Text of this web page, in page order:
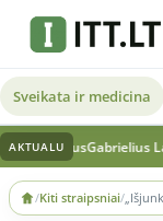
Sveikata ir medicina
AKTUALU
Gabrielius
Skip
to
/Kiti straipsniai/